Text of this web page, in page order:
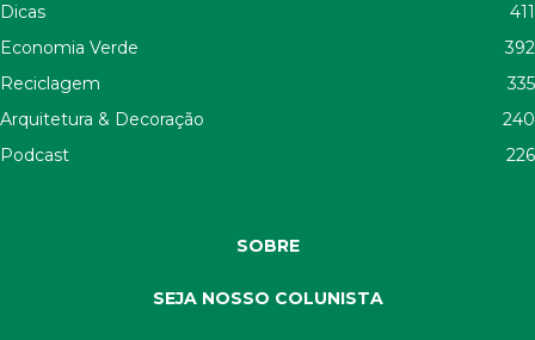
Dicas
411
Economia Verde
392
Reciclagem
335
Arquitetura & Decoração
240
Podcast
226
SOBRE
SEJA NOSSO COLUNISTA